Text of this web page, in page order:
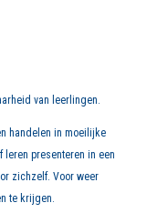
van leerlingen.
handelen in moeilijke
presenteren in een
zichzelf. Voor weer
te krijgen.